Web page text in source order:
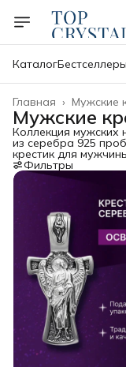
КаталогБестселлеры
Мужские
Главная ›
Мужские
Коллекция мужских
из серебра 925
крестик для
Фильтры